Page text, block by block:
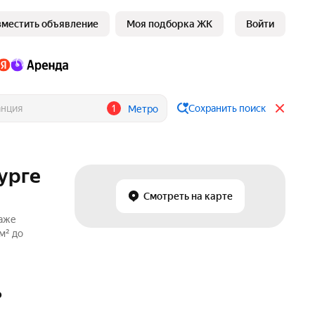
объявление Моя подборка ЖК Войти
1 Метро Сохранить поиск
Смотреть на карте
до